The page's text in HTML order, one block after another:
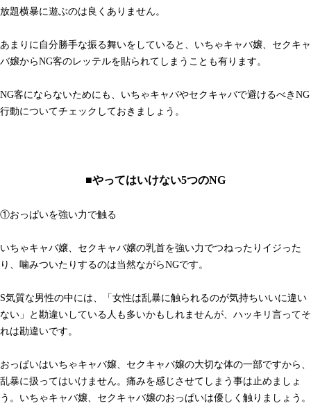
放題横暴に遊ぶのは良くありません。
あまりに自分勝手な振る舞いをしていると、いちゃキャバ嬢、セクキャ
バ嬢からNG客のレッテルを貼られてしまうことも有ります。
NG客にならないためにも、いちゃキャバやセクキャバで避けるべきNG
行動についてチェックしておきましょう。
■やってはいけない5つのNG
①おっぱいを強い力で触る
いちゃキャバ嬢、セクキャバ嬢の乳首を強い力でつねったりイジった
り、噛みついたりするのは当然ながらNGです。
S気質な男性の中には、「女性は乱暴に触られるのが気持ちいいに違い
ない」と勘違いしている人も多いかもしれませんが、ハッキリ言ってそ
れは勘違いです。
おっぱいはいちゃキャバ嬢、セクキャバ嬢の大切な体の一部ですから、
乱暴に扱ってはいけません。痛みを感じさせてしまう事は止めましょ
う。いちゃキャバ嬢、セクキャバ嬢のおっぱいは優しく触りましょう。